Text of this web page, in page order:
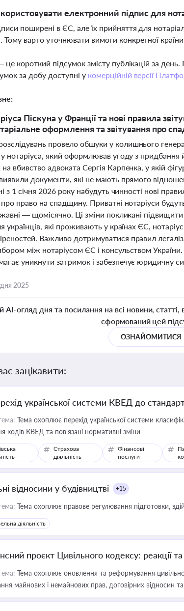
електронний підпис для
поширені в ЄС, але їх прийняття для
Тому варто уточнювати вимоги конкретної
короткий підсумок змісту публікацій за
за добу доступні у комерційній версії
Піскуна у Франції та нові правила
оформлення та звітування про
провело обшуки у колишнього
нотаріуса, який оформлював угоду з придбання
вбивство адвоката Сергія Карпенка, у якій
документи, які не мають прямого
з 1 січня 2026 року набудуть чинності нові
про право на спадщину. Приватні нотаріуси
— щомісячно. Ці зміни покликані
українців, які проживають у країнах ЄС,
Важливо дотримуватися правил
між нотаріусом ЄС і консульством
уникнути затримок і забезпечує юридичну
2025
AI-огляд дня та посилання на всі новини, статті,
сформований цей
ОЗНАЙОМИТИСЯ
зацікавити:
української системи КВЕД до
Тема охоплює перехід української системи
кодів КВЕД та пов'язані нормативні зміни
Страхова
діяльність
Фінансові
послуги
відносини у будівництві +15
Тема охоплює правове регулювання підготовки,
діяльність
проєкт Цивільного кодексу: реакції
Тема охоплює оновлення та реформування
майнових і немайнових прав, договірних відносин